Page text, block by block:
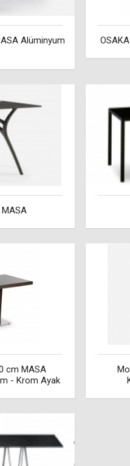
Alüminyum
MASA
cm MASA
- Krom Ayak